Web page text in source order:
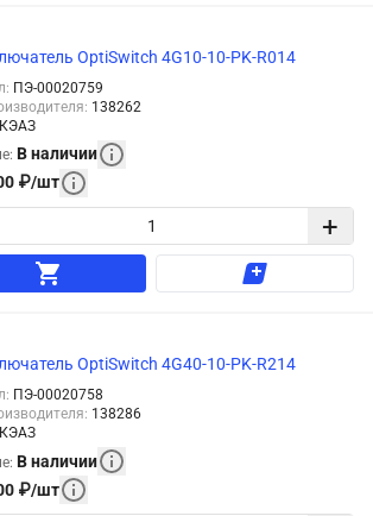
OptiSwitch 4G10-10-PK-R014
: ПЭ-00020759
: 138262
КЭАЗ
: В наличии
₽/шт
+
OptiSwitch 4G40-10-PK-R214
: ПЭ-00020758
: 138286
КЭАЗ
: В наличии
₽/шт